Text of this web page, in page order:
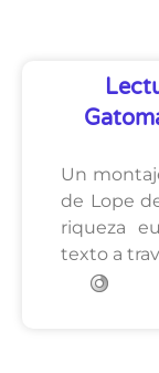
Un
de Lope
riqueza
texto a